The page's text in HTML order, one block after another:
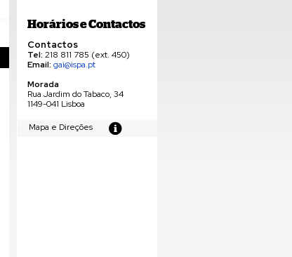
Horários e Contactos
Contactos
Tel: 218 811 785 (ext. 450)
Email: gai@ispa.pt
Morada
Rua Jardim do Tabaco, 34
1149-041 Lisboa
Mapa e Direções